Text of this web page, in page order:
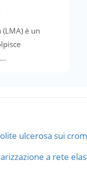
è un
ulcerosa sui
a rete